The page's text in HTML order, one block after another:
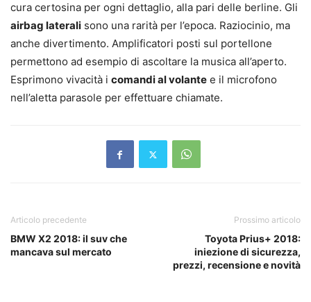
cura certosina per ogni dettaglio, alla pari delle berline. Gli
airbag laterali sono una rarità per l’epoca. Raziocinio, ma
anche divertimento. Amplificatori posti sul portellone
permettono ad esempio di ascoltare la musica all’aperto.
Esprimono vivacità i comandi al volante e il microfono
nell’aletta parasole per effettuare chiamate.
Articolo precedente
BMW X2 2018: il suv che
mancava sul mercato
Prossimo articolo
Toyota Prius+ 2018:
iniezione di sicurezza,
prezzi, recensione e novità